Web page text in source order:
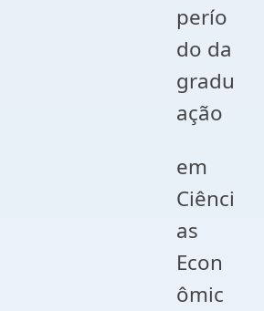
perío
do da
gradu
ação
em
Ciênci
as
Econ
ômic